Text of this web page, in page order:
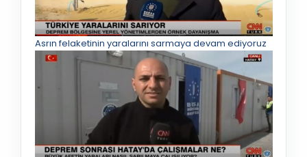
Asrın felaketinin yaralarını sarmaya devam ediyoruz